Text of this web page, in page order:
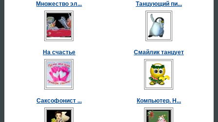
Множество эл... Танцующий пи...
На счастье Смайлик танцует
Саксофонист ... Компьютер. Н...